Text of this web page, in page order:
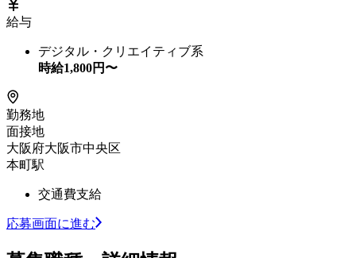
給与
デジタル・クリエイティブ系
時給1,800円〜
勤務地
面接地
大阪府大阪市中央区
本町駅
交通費支給
応募画面に進む